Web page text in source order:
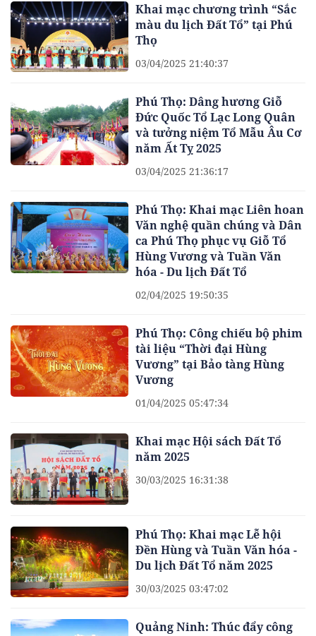
Khai mạc chương trình “Sắc
màu du lịch Đất Tổ” tại Phú
Thọ
03/04/2025 21:40:37
Phú Thọ: Dâng hương Giỗ
Đức Quốc Tổ Lạc Long Quân
và tưởng niệm Tổ Mẫu Âu Cơ
năm Ất Tỵ 2025
03/04/2025 21:36:17
Phú Thọ: Khai mạc Liên hoan
Văn nghệ quần chúng và Dân
ca Phú Thọ phục vụ Giỗ Tổ
Hùng Vương và Tuần Văn
hóa - Du lịch Đất Tổ
02/04/2025 19:50:35
Phú Thọ: Công chiếu bộ phim
tài liệu “Thời đại Hùng
Vương” tại Bảo tàng Hùng
Vương
01/04/2025 05:47:34
Khai mạc Hội sách Đất Tổ
năm 2025
30/03/2025 16:31:38
Phú Thọ: Khai mạc Lễ hội
Đền Hùng và Tuần Văn hóa -
Du lịch Đất Tổ năm 2025
30/03/2025 03:47:02
Quảng Ninh: Thúc đẩy công